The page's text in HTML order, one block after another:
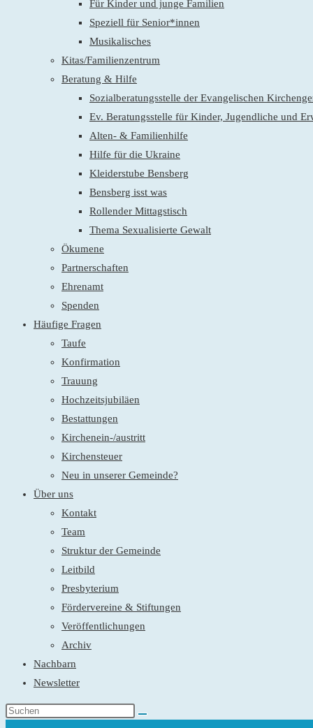
Für Kinder und junge Familien
Speziell für Senior*innen
Musikalisches
Kitas/Familienzentrum
Beratung & Hilfe
Sozialberatungsstelle der Evangelischen
Ev. Beratungsstelle für Kinder, Jugendliche und
Alten- & Familienhilfe
Hilfe für die Ukraine
Kleiderstube Bensberg
Bensberg isst was
Rollender Mittagstisch
Thema Sexualisierte Gewalt
Ökumene
Partnerschaften
Ehrenamt
Spenden
Häufige Fragen
Taufe
Konfirmation
Trauung
Hochzeitsjubiläen
Bestattungen
Kirchenein-/austritt
Kirchensteuer
Neu in unserer Gemeinde?
Über uns
Kontakt
Team
Struktur der Gemeinde
Leitbild
Presbyterium
Fördervereine & Stiftungen
Veröffentlichungen
Archiv
Nachbarn
Newsletter